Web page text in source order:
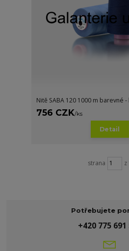
Nitě SABA 120 1000 m barevné
756 CZK/ks
Detail
strana z
Potřebujete
+420 775 691